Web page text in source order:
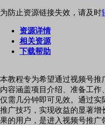
为防止资源链接失效，请及时
资源详情
相关资源
下载帮助
本教程专为希望通过视频号推
内容涵盖项目介绍、准备工
仅需几分钟即可见效。通过
推广技巧，实现收益的显著
果的用户，是进入视频号推广